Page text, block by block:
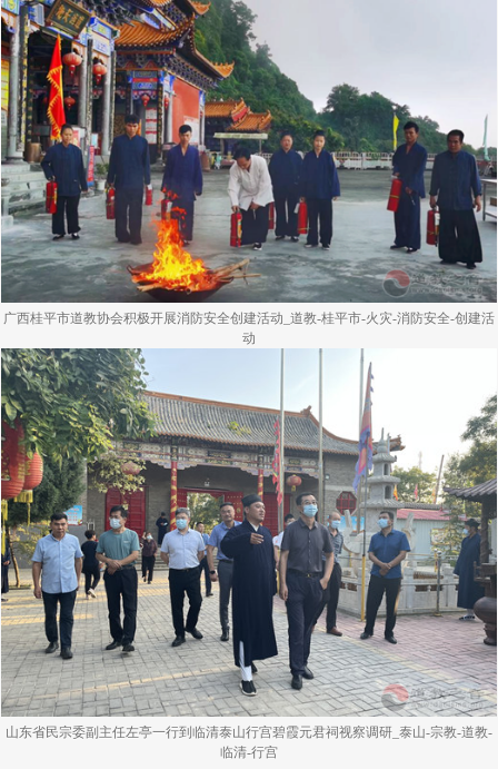
广西桂平市道教协会积极开展消防安全创建活动_道教-桂平市-火灾-消防安全-创建活
动
山东省民宗委副主任左亭一行到临清泰山行宫碧霞元君祠视察调研_泰山-宗教-道教-
临清-行宫